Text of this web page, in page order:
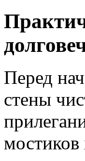
Перед
стены
мостиков